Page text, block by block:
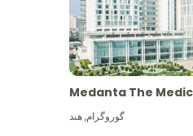
Medanta The
گوروگرام,هند